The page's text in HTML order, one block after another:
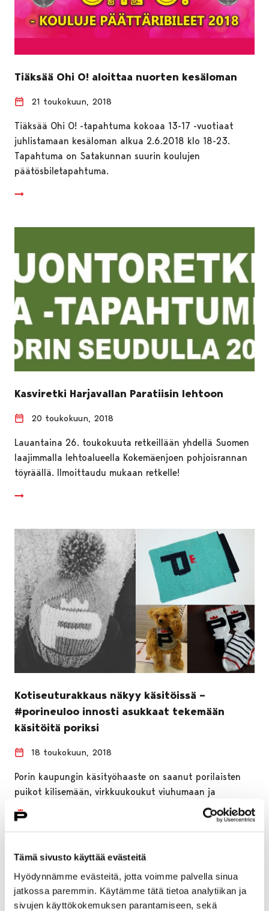
Tämä sivusto käyttää evästeitä
Hyödynnämme evästeitä, jotta voimme palvella sinua
jatkossa paremmin. Käytämme tätä tietoa analytiikan ja
sivujen käyttökokemuksen parantamiseen, sekä
Tiäksää Ohi O! aloittaa nuorten kesäloman
21 toukokuun, 2018
Tiäksää Ohi O! -tapahtuma kokoaa 13-17 -vuotiaat
juhlistamaan kesäloman alkua 2.6.2018 klo 18-23.
Tapahtuma on Satakunnan suurin koulujen
päätösbiletapahtuma.
Kasviretki Harjavallan Paratiisin lehtoon
20 toukokuun, 2018
Lauantaina 26. toukokuuta retkeillään yhdellä Suomen
laajimmalla lehtoalueella Kokemäenjoen pohjoisrannan
töyräällä. Ilmoittaudu mukaan retkelle!
Kotiseuturakkaus näkyy käsitöissä –
#porineuloo innosti asukkaat tekemään
käsitöitä poriksi
18 toukokuun, 2018
Porin kaupungin käsityöhaaste on saanut porilaisten
puikot kilisemään, virkkuukoukut viuhumaan ja
ompelukoneet surraamaan. Marraskuussa julkaistu
#porineuloo-kampanja on innoittanut kymmeniä